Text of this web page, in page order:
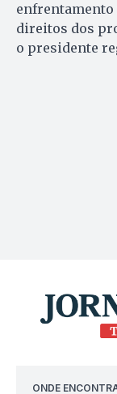
enfrentamento
direitos dos
o presidente
ONDE